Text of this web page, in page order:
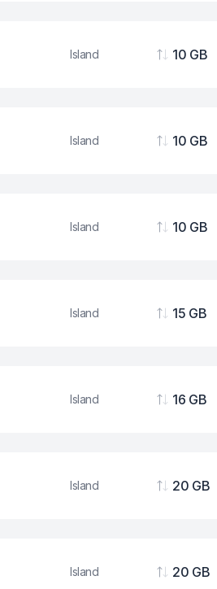
Island
Podaci
10 GB
Island
Podaci
10 GB
Island
Podaci
10 GB
Island
Podaci
15 GB
Island
Podaci
16 GB
Island
Podaci
20 GB
Island
Podaci
20 GB